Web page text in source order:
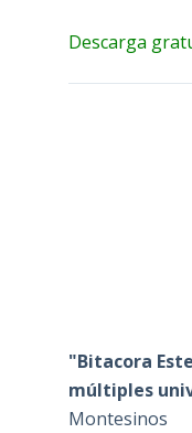
Descarga
"Bitacora
múltiples
Montesinos